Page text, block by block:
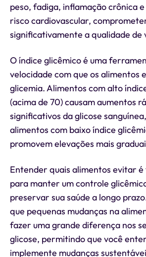
peso, fadiga, inflamação crônica
risco cardiovascular,
significativamente a qualidade de
O índice glicêmico é uma
velocidade com que os alimentos
glicemia. Alimentos com alto
(acima de 70) causam aumentos
significativos da glicose
alimentos com baixo índice
promovem elevações mais
Entender quais alimentos evitar
para manter um controle
preservar sua saúde a longo
que pequenas mudanças na
fazer uma grande diferença nos
glicose, permitindo que você
implemente mudanças